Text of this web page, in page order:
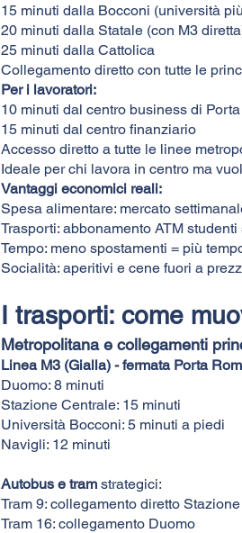
15 minuti dalla Bocconi (università
20 minuti dalla Statale (con M3
25 minuti dalla Cattolica
Collegamento diretto con tutte le
Per i lavoratori:
10 minuti dal centro business di
15 minuti dal centro finanziario
Accesso diretto a tutte le linee
Ideale per chi lavora in centro ma
Vantaggi economici reali:
Spesa alimentare: mercato
Trasporti: abbonamento ATM
Tempo: meno spostamenti = più
Socialità: aperitivi e cene fuori a
I trasporti: come
Metropolitana e collegamenti
Linea M3 (Gialla) - fermata Porta
Duomo: 8 minuti
Stazione Centrale: 15 minuti
Università Bocconi: 5 minuti a piedi
Navigli: 12 minuti
Autobus e tram strategici:
Tram 9: collegamento diretto
Tram 16: collegamento Duomo